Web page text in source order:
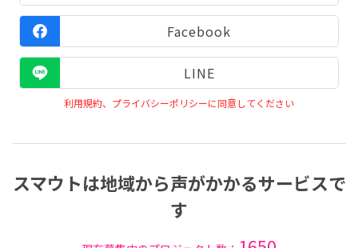
Facebook
LINE
利用規約、プライバシーポリシーに同意してください
スマウトは地域から声がかかるサービスで
す